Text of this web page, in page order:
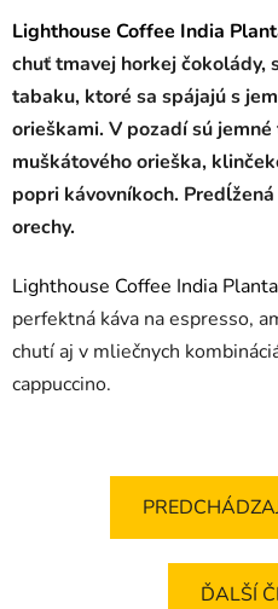
Lighthouse Coffee India
chuť tmavej horkej čokolády,
tabaku, ktoré sa spájajú s
orieškami. V pozadí sú
muškátového orieška,
popri kávovníkoch.
orechy.
Lighthouse Coffee India
perfektná káva na espresso,
chutí aj v mliečnych
cappuccino.
ĎALŠÍ